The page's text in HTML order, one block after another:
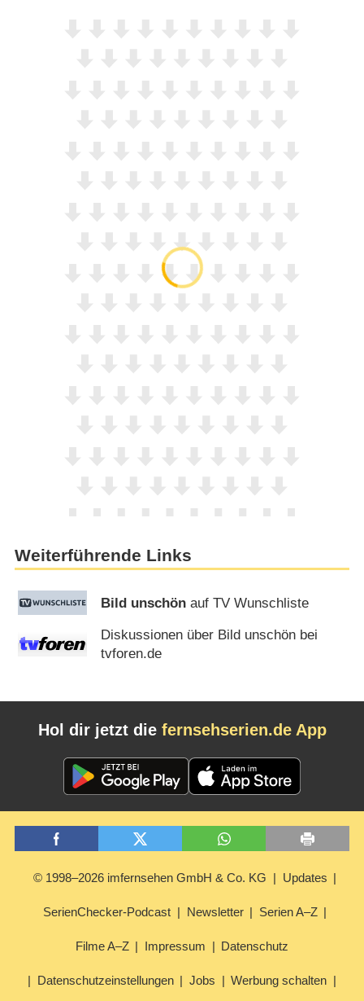
Weiterführende Links
Bild unschön auf TV Wunschliste
Diskussionen über Bild unschön bei
tvforen.de
Hol dir jetzt die fernsehserien.de App
© 1998–2026 imfernsehen GmbH & Co. KG Updates
SerienChecker-Podcast Newsletter Serien A–Z
Filme A–Z Impressum Datenschutz
Datenschutzeinstellungen Jobs Werbung schalten